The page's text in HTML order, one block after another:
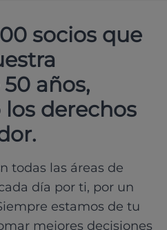
socios que
años,
derechos
todas las áreas de
día por ti, por un
estamos de tu
mejores decisiones